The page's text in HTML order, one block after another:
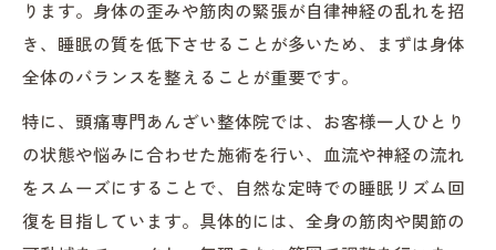
ります。身体の歪みや筋肉の緊張が自律神経の乱れを招
き、睡眠の質を低下させることが多いため、まずは身体
全体のバランスを整えることが重要です。
特に、頭痛専門あんざい整体院では、お客様一人ひとり
の状態や悩みに合わせた施術を行い、血流や神経の流れ
をスムーズにすることで、自然な定時での睡眠リズム回
復を目指しています。具体的には、全身の筋肉や関節の